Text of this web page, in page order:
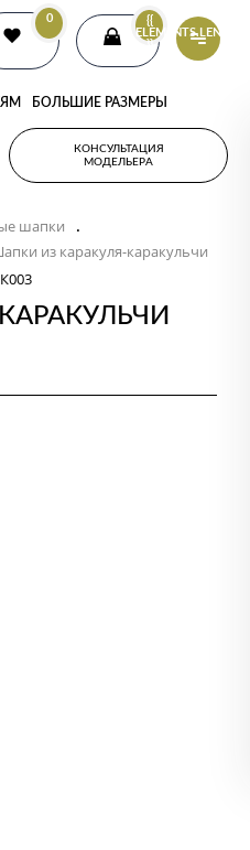
0
{{
ELEMENTS.LENGTH
}}
БОЛЬШИЕ РАЗМЕРЫ
КОНСУЛЬТАЦИЯ
МОДЕЛЬЕРА
шапки .
из каракуля-каракульчи